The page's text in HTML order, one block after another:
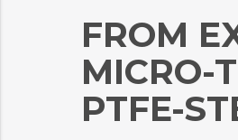
FROM
MICRO-
PTFE-